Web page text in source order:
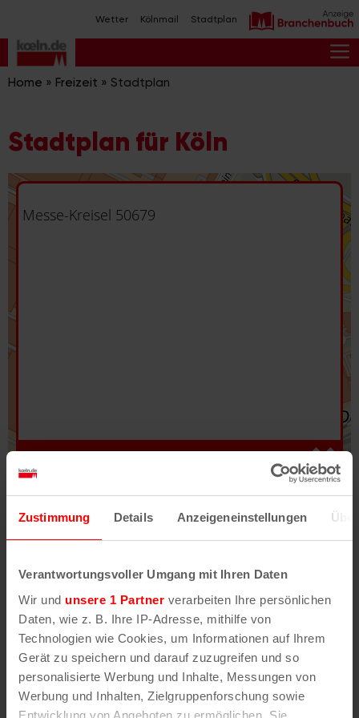
Zustimmung Details Anzeigeneinstellungen
Verantwortungsvoller Umgang mit Ihren Daten
Wir und unsere 1 Partner verarbeiten Ihre persönlichen
Daten, wie z. B. Ihre IP-Adresse, mithilfe von
Technologien wie Cookies, um Informationen auf Ihrem
Gerät zu speichern und darauf zuzugreifen und so
personalisierte Werbung und Inhalte, Messungen von
Werbung und Inhalten, Zielgruppenforschung sowie
Entwicklung von Angeboten zu ermöglichen. Sie
Inhalt
springen
Wetter Kölnmail Stadtplan
Home » Freizeit » Stadtplan
Stadtplan für Köln
Fehler/Problem melden
Darstellung des RVR-Kartenwerks
Stadtplanwerk
erhältst Du unsere koeln.de-Karte mit vielen
weiteren Details wie z.B. Hausnummern.
Unser Stadtplan basiert auf Daten des
OpenStreetMap
-Projekts (
© OpenStreetMap
Mitwirkende
) und von OpenCycleMap.org